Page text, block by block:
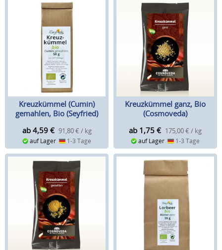
Kreuzkümmel (Cumin)
gemahlen, Bio (Seyfried)
ab 4,59 € 91,80 € / kg
auf Lager 1-3 Tage
Kreuzkümmel ganz, Bio
(Cosmoveda)
ab 1,75 € 175,00 € / kg
auf Lager 1-3 Tage